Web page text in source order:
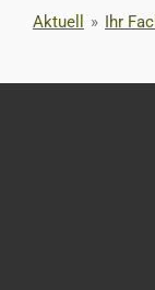
Aktuell » Ihr